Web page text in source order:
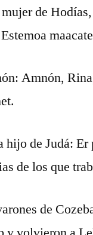
de
Amnón,
hijo de Judá:
de los que
de